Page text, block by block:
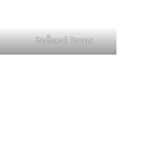
ติดตั้งแอร์ วัชรพล